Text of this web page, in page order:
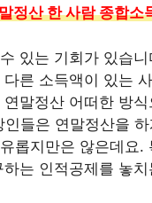
정산 한 사람 종합소
있는 기회가 있습
른 소득액이 있는
말정산 어떠한 방
들은 연말정산을
롭지만은 않은데요.
는 인적공제를 놓